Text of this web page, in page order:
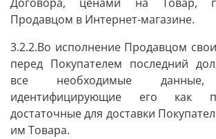
Продавцом в Интернет-магазине.
3.2.2.Во исполнение Продавцом
перед Покупателем последний
все необходимые данные,
идентифицирующие его как
достаточные для доставки
им Товара.